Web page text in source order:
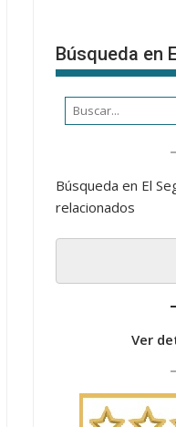
Búsqueda en
Búsqueda en El
relacionados
Ver